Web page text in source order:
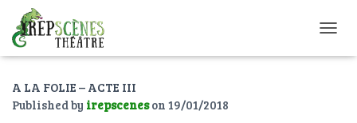
U
A LA FOLIE – ACTE III
Published by irepsceneson 19/01/2018